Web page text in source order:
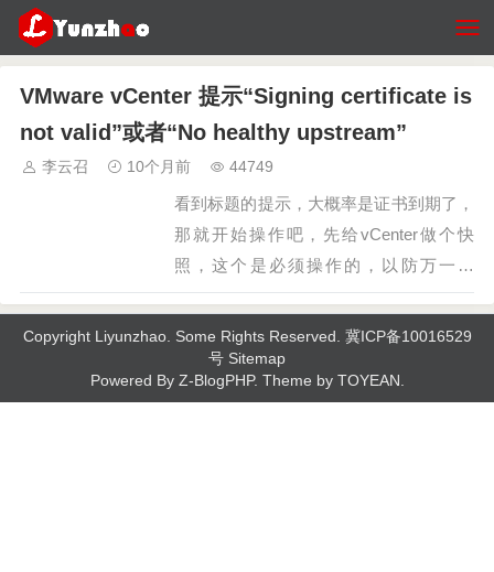
VMware vCenter 提示“Signing certificate is
not valid”或者“No healthy upstream”
李云召 10个月前 44749
看到标题的提示，大概率是证书到期了，
那就开始操作吧，先给vCenter做个快
照，这个是必须操作的，以防万一。
VCSA 6.5.x、6.7.x、7.0.x 和 vCenter
Server 8.0.x 中使用 shell 脚本重新生成并
替换过期的安全令牌服务（STS）证书的
步骤。1、先下载脚本fixs…
Copyright Liyunzhao. Some Rights Reserved. 冀ICP备10016529
号 Sitemap
Powered By Z-BlogPHP. Theme by TOYEAN